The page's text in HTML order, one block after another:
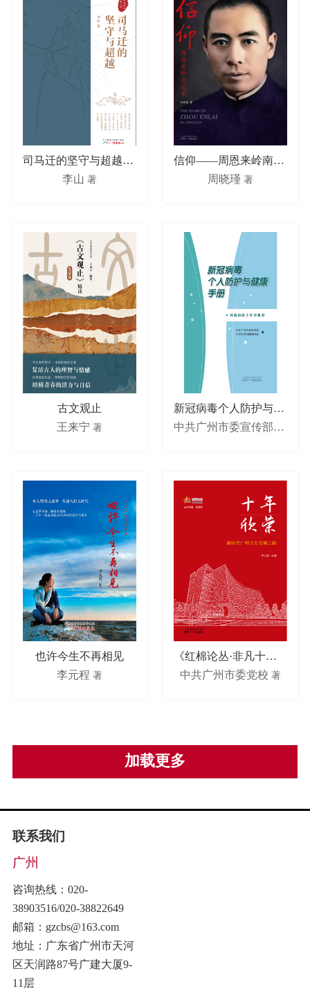
司马迁的坚守与超越——讲给大家的《史记》
李山 著
信仰——周恩来岭南纪事
周晓瑾著
古文观止
王来宁 著
新冠病毒个人防护与健康手册
中共广州市委宣传部、广州市卫生健康委员会
也许今生不再相见
李元程 著
《红棉论丛·非凡十年（2012—2022）专辑》
中共广州市委党校著
加载更多
联系我们
广州
咨询热线：020-
38903516/020-38822649
邮箱：gzcbs@163.com
地址：广东省广州市天河
区天润路87号广建大厦9-
11层